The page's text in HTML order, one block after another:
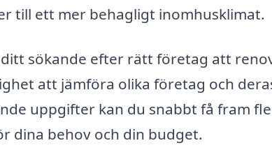
till ett mer behagligt inomhusklimat.
sökande efter rätt företag att
att jämföra olika företag och
uppgifter kan du snabbt få fram
dina behov och din budget.